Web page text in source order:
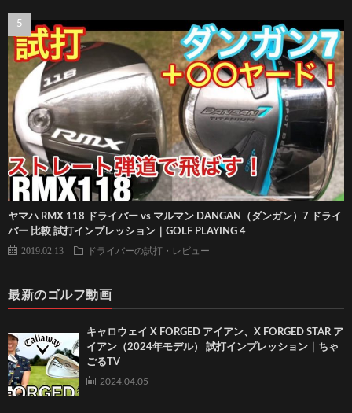
ヤマハ RMX 118 ドライバー vs マルマン DANGAN（ダンガン）7 ドライ
バー 比較 試打インプレッション｜GOLF PLAYING 4
2019.02.13 ドライバーの試打・レビュー
最新のゴルフ動画
キャロウェイ X FORGED アイアン、X FORGED STAR ア
イアン（2024年モデル） 試打インプレッション｜ちゃ
ごるTV
2024.04.05